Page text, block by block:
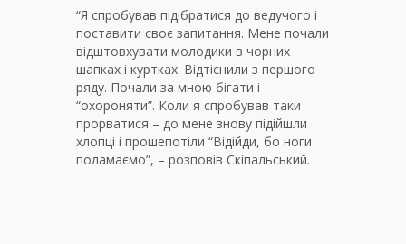
“Я спробував підібратися до ведучого і
поставити своє запитання. Мене почали
відштовхувати молодики в чорних
шапках і куртках. Відтіснили з першого
ряду. Почали за мною бігати і
“охороняти”. Коли я спробував таки
прорватися – до мене знову підійшли
хлопці і прошепотіли “Відійди, бо ноги
поламаємо”, – розповів Скіпальський.